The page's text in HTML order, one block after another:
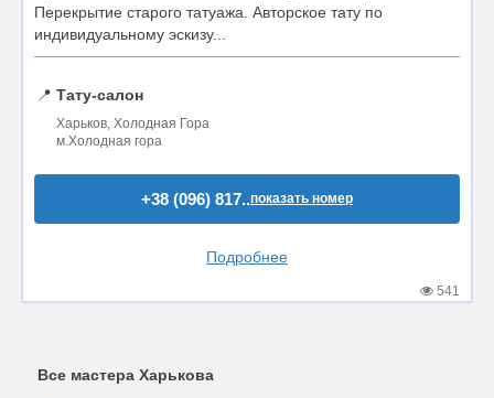
Перекрытие старого татуажа. Авторское тату по
индивидуальному эскизу...
📍 Тату-салон
Харьков, Холодная Гора
м.Холодная гора
+38 (096) 817..показать номер
Подробнее
541
Все мастера Харькова